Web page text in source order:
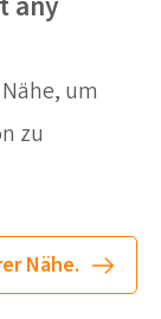
um
zu
Nähe.